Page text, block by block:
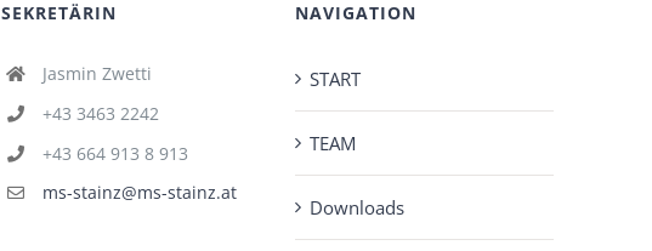
SEKRETÄRIN
Jasmin Zwetti
+43 3463 2242
+43 664 913 8 913
ms-stainz@ms-stainz.at
NAVIGATION
START
TEAM
Downloads